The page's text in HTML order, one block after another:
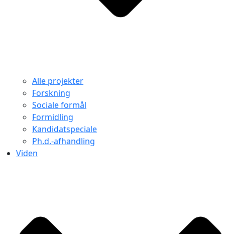
Alle projekter
Forskning
Sociale formål
Formidling
Kandidatspeciale
Ph.d.-afhandling
Viden